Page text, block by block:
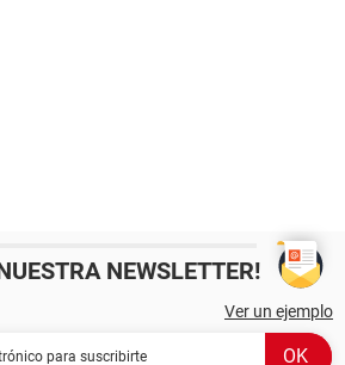
NEWSLETTER!
Ver un ejemplo